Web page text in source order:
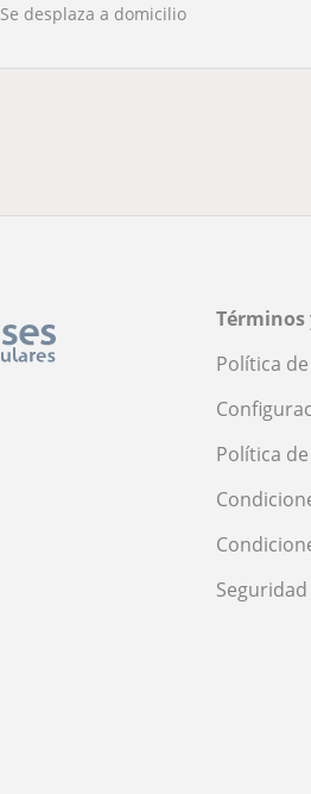
Se desplaza a domicilio
Términos
Política
Política
Seguridad